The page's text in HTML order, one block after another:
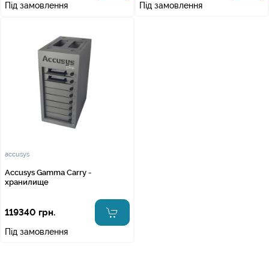
Під замовлення Під замовлення
accusys
Accusys Gamma Carry -
хранилище
119340 грн.
Під замовлення